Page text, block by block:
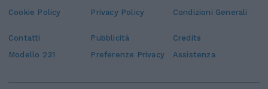
Cookie Policy Privacy Policy Condizioni Generali
Contatti Pubblicità
Credits
Modello 231
Preferenze Privacy Assistenza